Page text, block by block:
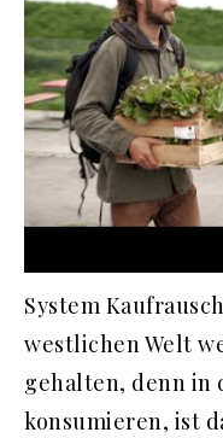
System
westlichen Welt
gehalten, denn in
konsumieren, ist